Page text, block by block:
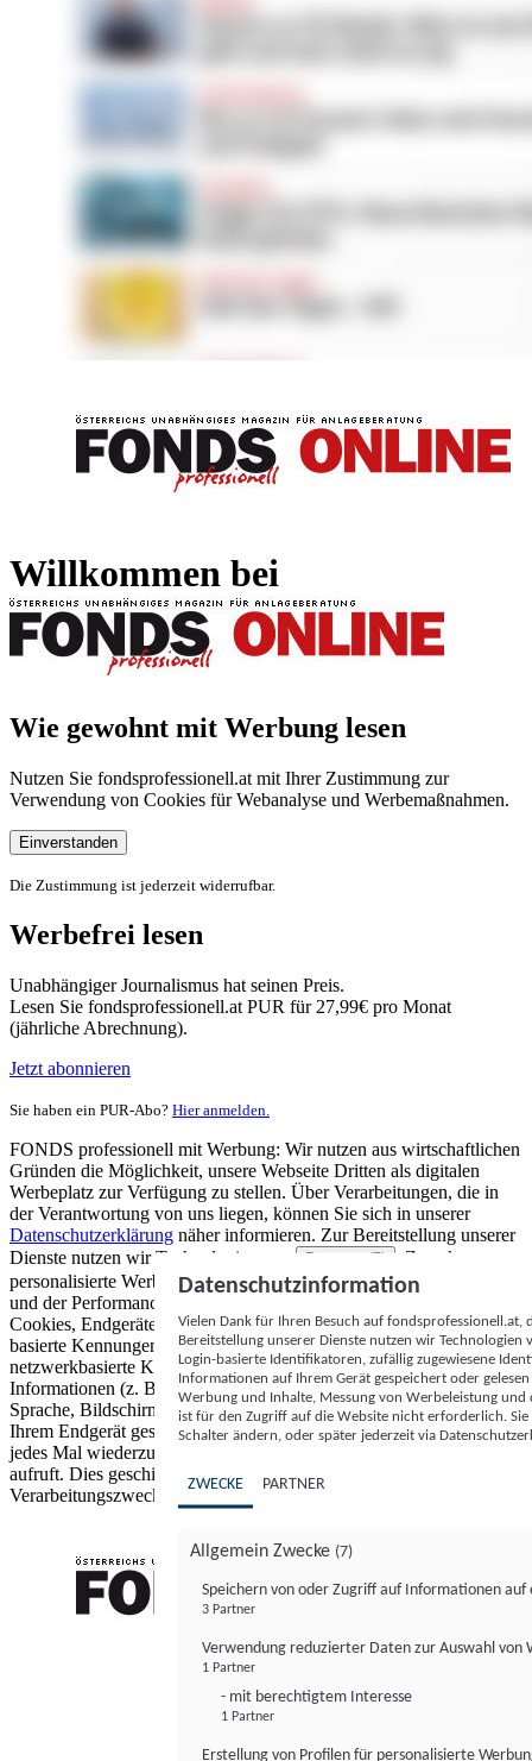
Willkommen bei
Wie gewohnt mit Werbung lesen
Nutzen Sie fondsprofessionell.at mit Ihrer Zustimmung zur
Verwendung von Cookies für Webanalyse und Werbemaßnahmen.
Einverstanden
Die Zustimmung ist jederzeit widerrufbar.
Werbefrei lesen
Unabhängiger Journalismus hat seinen Preis.
Lesen Sie fondsprofessionell.at PUR für 27,99€ pro Monat
(jährliche Abrechnung).
Jetzt abonnieren
Sie haben ein PUR-Abo? Hier anmelden.
FONDS professionell mit Werbung: Wir nutzen aus wirtschaftlichen
Gründen die Möglichkeit, unsere Webseite Dritten als digitalen
Werbeplatz zur Verfügung zu stellen. Über Verarbeitungen, die in
der Verantwortung von uns liegen, können Sie sich in unserer
Datenschutzerklärung näher informieren. Zur Bereitstellung unserer
Dienste nutzen wir Technologien von
Partnern (5)
. Zwecke:
personalisierte Werbung und Inhalte, Messung von Werbeleistung
und der Performance von Inhalten sowie Zielgruppenforschung.
Cookies, Endgeräte- oder ähnliche Online-Kennungen (z. B. login-
basierte Kennungen, zufällig generierte Kennungen,
netzwerkbasierte Kennungen) können zusammen mit anderen
Informationen (z. B. Browsertyp und Browserinformationen,
Sprache, Bildschirmgröße, unterstützte Technologien usw.) auf
Ihrem Endgerät gespeichert oder von dort ausgelesen werden, um es
jedes Mal wiederzuerkennen, wenn es eine App oder einer Webseite
aufruft. Dies geschieht für einen oder mehrere der hier aufgeführten
Verarbeitungszwecke.
Datenschutzinformation
Vielen Dank für Ihren Besuch auf
Bereitstellung unserer Dienste nutzen wir Technologien
Login-basierte Identifikatoren, zufällig zugewiesene
Informationen auf Ihrem Gerät gespeichert oder
Werbung und Inhalte, Messung von Werbeleistung
ist für den Zugriff auf die Website nicht erforderlich.
Schalter ändern, oder später jederzeit via
ZWECKE PARTNER
Allgemein Zwecke (7)
Speichern von oder Zugriff auf Informationen auf
3 Partner
Verwendung reduzierter Daten zur Auswahl von
1 Partner
- mit berechtigtem Interesse
1 Partner
Erstellung von Profilen für personalisierte
FONDS professionell